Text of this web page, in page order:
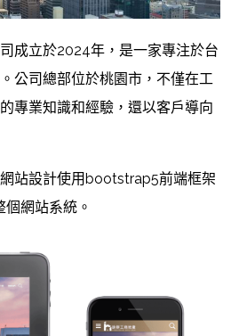
成立於2024年，是一家專注於台
公司總部位於桃園市，不僅在工
專業知識和經驗，還以客戶導向
站設計使用bootstrap5前端框架
網站系統。